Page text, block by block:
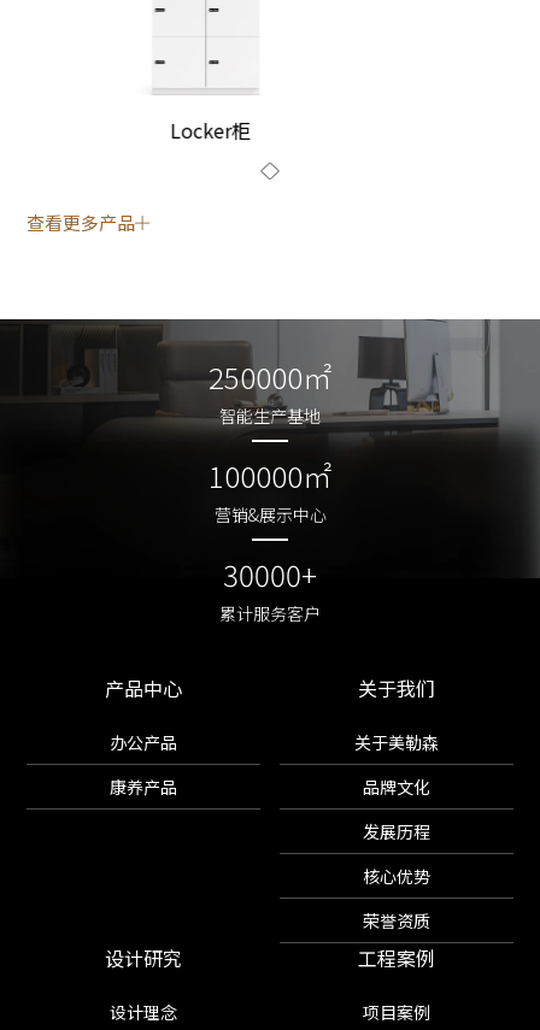
Locker柜
查看更多产品
250000㎡
智能生产基地
100000㎡
营销&展示中心
30000+
累计服务客户
250000㎡
智能生产基地
100000㎡
营销&展示中心
30000+
累计服务客户
产品中心
办公产品
康养产品
关于我们
关于美勒森
品牌文化
发展历程
核心优势
荣誉资质
设计研究
设计理念
工程案例
项目案例